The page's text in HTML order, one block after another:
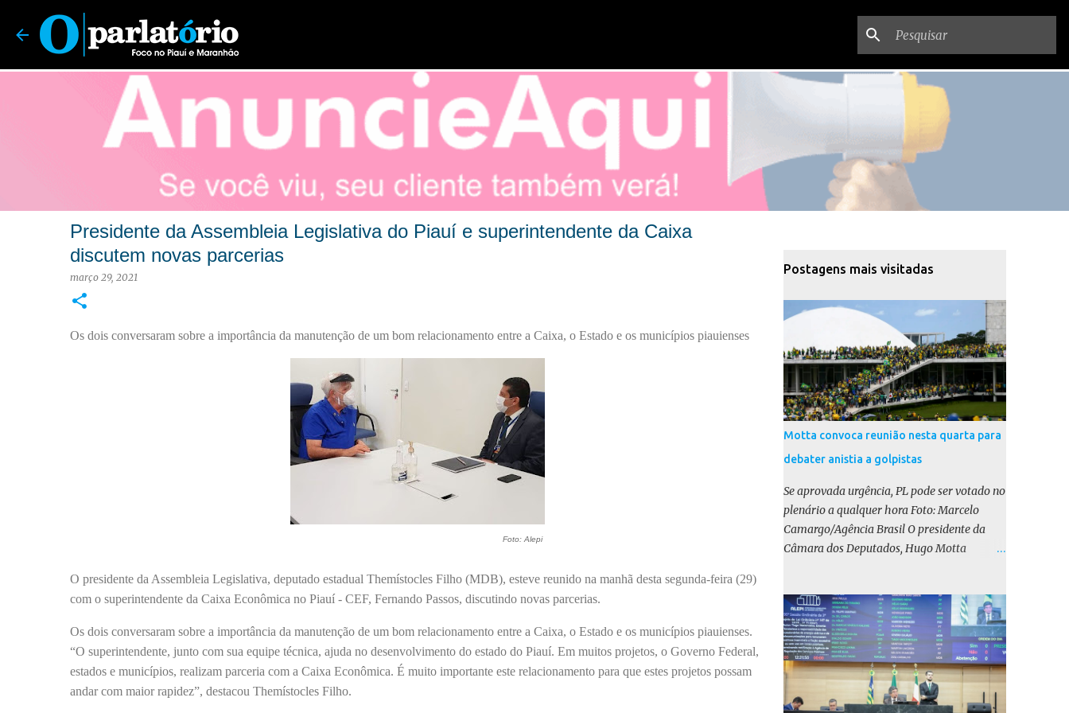
O Parlatório | Foco no Piauí e Maranhão
Presidente da Assembleia Legislativa do Piauí e superintendente da Caixa
discutem novas parcerias
março 29, 2021
Os dois conversaram sobre a importância da manutenção de um bom relacionamento entre a Caixa, o Estado e os municípios piauienses
Foto: Alepi
O presidente da Assembleia Legislativa, deputado estadual Themístocles Filho (MDB), esteve reunido na manhã desta segunda-feira (29)
com o superintendente da Caixa Econômica no Piauí - CEF, Fernando Passos, discutindo novas parcerias.
Os dois conversaram sobre a importância da manutenção de um bom relacionamento entre a Caixa, o Estado e os municípios piauienses.
“O superintendente, junto com sua equipe técnica, ajuda no desenvolvimento do estado do Piauí. Em muitos projetos, o Governo Federal,
estados e municípios, realizam parceria com a Caixa Econômica. É muito importante este relacionamento para que estes projetos possam
andar com maior rapidez”, destacou Themístocles Filho.
Postagens mais visitadas
Motta convoca reunião nesta quarta para
debater anistia a golpistas
Se aprovada urgência, PL pode ser votado no
plenário a qualquer hora Foto: Marcelo
Camargo/Agência Brasil O presidente da
Câmara dos Deputados, Hugo Motta
líderes para discutir a votação da urgência
para o projeto de lei (PL) que prevê a anistia
aos condenados por tentativa de golpe de
Estado. Motta disse, em uma rede social, que
a reunião vai “deliberar sobre a urgência dos
projetos que tratam do acontecido em 8 de